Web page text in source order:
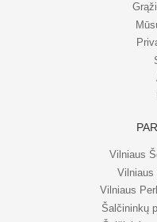
Vilniaus
Vilniaus
Vilniaus
Šalčininkų